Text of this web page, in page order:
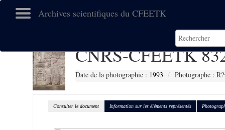
Archives scientifiques du CFEETK
CNRS-CFEETK
Date de la photographie : 1993 Photographe :
Consulter le document Information sur les éléments représentés